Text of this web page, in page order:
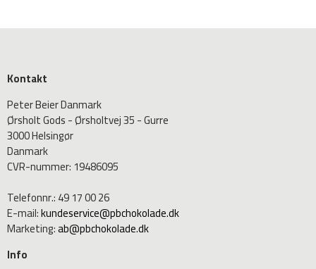
Kontakt
Peter Beier Danmark
Ørsholt Gods - Ørsholtvej 35 - Gurre
3000 Helsingør
Danmark
CVR-nummer: 19486095
Telefonnr.:49 17 00 26
E-mail:kundeservice@pbchokolade.dk
Marketing:ab@pbchokolade.dk
Info